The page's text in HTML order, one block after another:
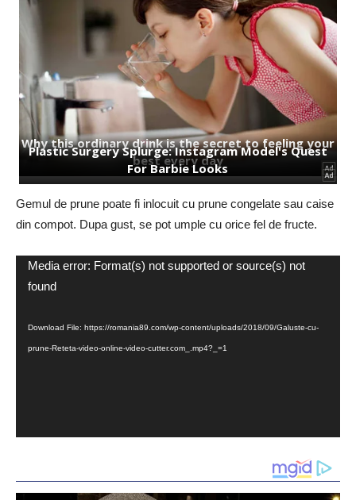
Gemul de prune poate fi inlocuit cu prune congelate sau caise
din compot. Dupa gust, se pot umple cu orice fel de fructe.
Video
Player
Media error: Format(s) not supported or source(s) not
found
Download File: https://romania89.com/wp-content/uploads/2018/09/Galuste-cu-
prune-Reteta-video-online-video-cutter.com_.mp4?_=1